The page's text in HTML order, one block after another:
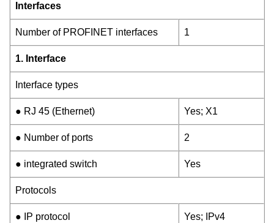
Interfaces
Number of PROFINET interfaces 1
1. Interface
Interface types
● RJ 45 (Ethernet) Yes; X1
● Number of ports 2
● integrated switch Yes
Protocols
● IP protocol Yes; IPv4